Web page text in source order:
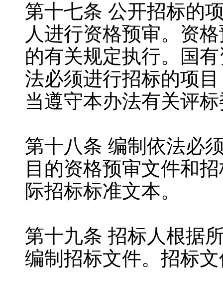
第十七条 公开招标的
人进行资格预审。资
的有关规定执行。国
法必须进行招标的项
当遵守本办法有关评
第十八条 编制依法必
目的资格预审文件和
际招标标准文本。
第十九条 招标人根据
编制招标文件。招标